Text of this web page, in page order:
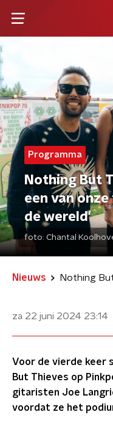
Programma
Nothing But
een van
de wereld'
foto: Chantal
Nieuws
za 22 juni 2024 23:14
Voor de vierde keer
But Thieves op
gitaristen Joe
voordat ze het